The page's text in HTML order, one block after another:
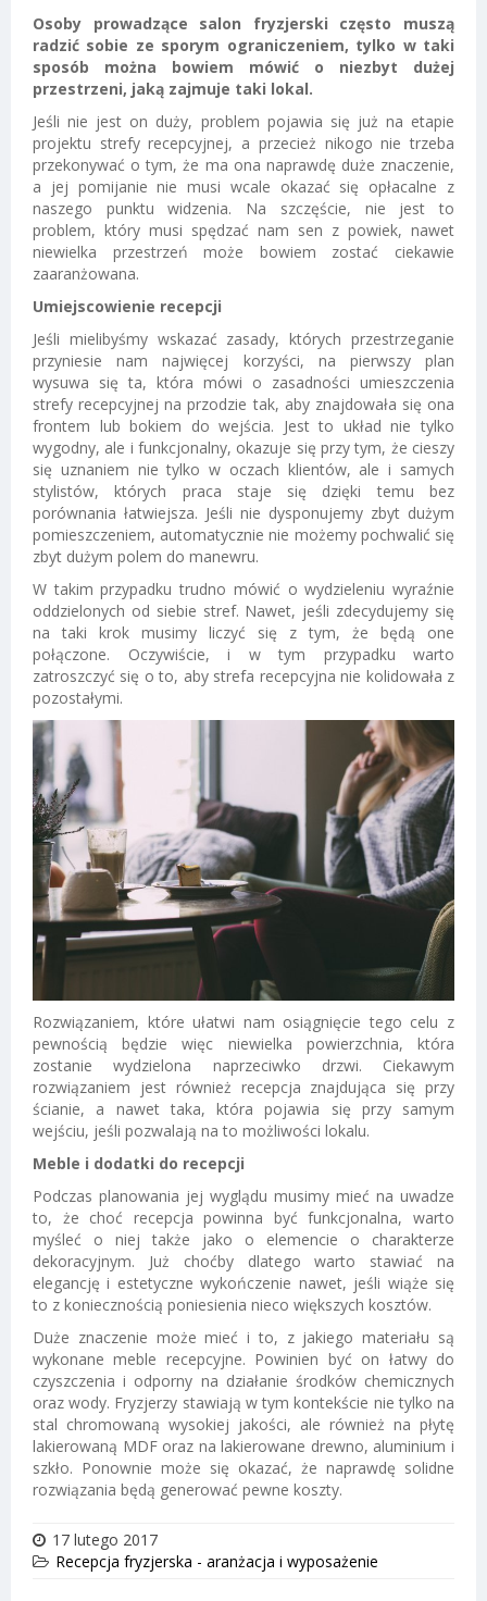
Osoby prowadzące salon fryzjerski często muszą
radzić sobie ze sporym ograniczeniem, tylko w taki
sposób można bowiem mówić o niezbyt dużej
przestrzeni, jaką zajmuje taki lokal.
Jeśli nie jest on duży, problem pojawia się już na etapie
projektu strefy recepcyjnej, a przecież nikogo nie trzeba
przekonywać o tym, że ma ona naprawdę duże znaczenie,
a jej pomijanie nie musi wcale okazać się opłacalne z
naszego punktu widzenia. Na szczęście, nie jest to
problem, który musi spędzać nam sen z powiek, nawet
niewielka przestrzeń może bowiem zostać ciekawie
zaaranżowana.
Umiejscowienie recepcji
Jeśli mielibyśmy wskazać zasady, których przestrzeganie
przyniesie nam najwięcej korzyści, na pierwszy plan
wysuwa się ta, która mówi o zasadności umieszczenia
strefy recepcyjnej na przodzie tak, aby znajdowała się ona
frontem lub bokiem do wejścia. Jest to układ nie tylko
wygodny, ale i funkcjonalny, okazuje się przy tym, że cieszy
się uznaniem nie tylko w oczach klientów, ale i samych
stylistów, których praca staje się dzięki temu bez
porównania łatwiejsza. Jeśli nie dysponujemy zbyt dużym
pomieszczeniem, automatycznie nie możemy pochwalić się
zbyt dużym polem do manewru.
W takim przypadku trudno mówić o wydzieleniu wyraźnie
oddzielonych od siebie stref. Nawet, jeśli zdecydujemy się
na taki krok musimy liczyć się z tym, że będą one
połączone. Oczywiście, i w tym przypadku warto
zatroszczyć się o to, aby strefa recepcyjna nie kolidowała z
pozostałymi.
Rozwiązaniem, które ułatwi nam osiągnięcie tego celu z
pewnością będzie więc niewielka powierzchnia, która
zostanie wydzielona naprzeciwko drzwi. Ciekawym
rozwiązaniem jest również recepcja znajdująca się przy
ścianie, a nawet taka, która pojawia się przy samym
wejściu, jeśli pozwalają na to możliwości lokalu.
Meble i dodatki do recepcji
Podczas planowania jej wyglądu musimy mieć na uwadze
to, że choć recepcja powinna być funkcjonalna, warto
myśleć o niej także jako o elemencie o charakterze
dekoracyjnym. Już choćby dlatego warto stawiać na
elegancję i estetyczne wykończenie nawet, jeśli wiąże się
to z koniecznością poniesienia nieco większych kosztów.
Duże znaczenie może mieć i to, z jakiego materiału są
wykonane meble recepcyjne. Powinien być on łatwy do
czyszczenia i odporny na działanie środków chemicznych
oraz wody. Fryzjerzy stawiają w tym kontekście nie tylko na
stal chromowaną wysokiej jakości, ale również na płytę
lakierowaną MDF oraz na lakierowane drewno, aluminium i
szkło. Ponownie może się okazać, że naprawdę solidne
rozwiązania będą generować pewne koszty.
17 lutego 2017
Recepcja fryzjerska - aranżacja i wyposażenie